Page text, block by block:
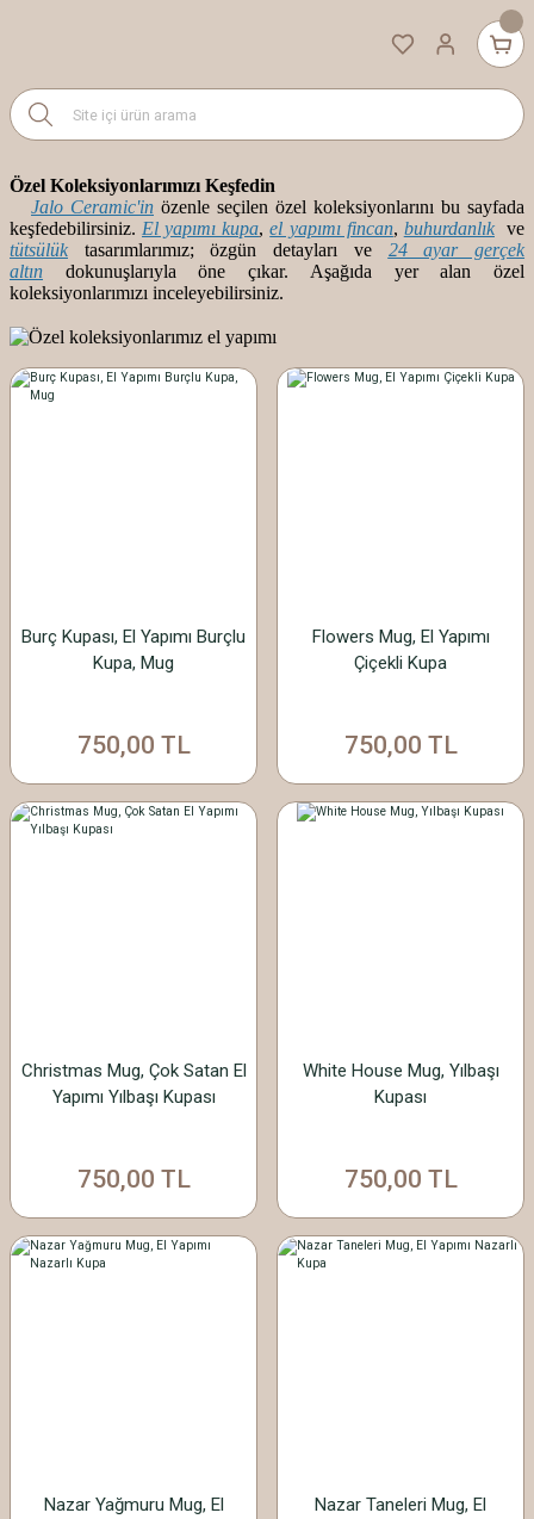
Özel Koleksiyonlarımızı Keşfedin
Jalo Ceramic'in özenle seçilen özel koleksiyonlarını bu sayfada
keşfedebilirsiniz. El yapımı kupa,el yapımı fincan, buhurdanlıkve
tütsülük tasarımlarımız; özgün detayları ve 24 ayar gerçek
altın dokunuşlarıyla öne çıkar. Aşağıda yer alan özel
koleksiyonlarımızı inceleyebilirsiniz.
Burç Kupası, El Yapımı Burçlu
Kupa, Mug
750,00 TL
Flowers Mug, El Yapımı
Çiçekli Kupa
750,00 TL
Christmas Mug, Çok Satan El
Yapımı Yılbaşı Kupası
750,00 TL
White House Mug, Yılbaşı
Kupası
750,00 TL
Nazar Yağmuru Mug, El
Nazar Taneleri Mug, El